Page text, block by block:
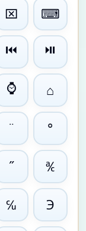
⌧ ⌨
⏮ ⏯
⌚ ⌂
¨ °
˝ ℀
℆ ℈